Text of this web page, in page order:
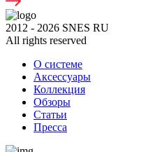
2012 - 2026 SNES RU
All rights reserved
О системе
Аксессуары
Коллекция
Обзоры
Статьи
Пресса